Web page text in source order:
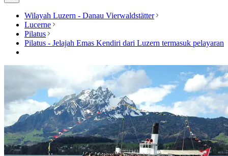
Wilayah Luzern - Danau Vierwaldstätter
Lucerne
Pilatus
Pilatus - Jelajah Emas Kendiri dari Luzern termasuk pelayaran